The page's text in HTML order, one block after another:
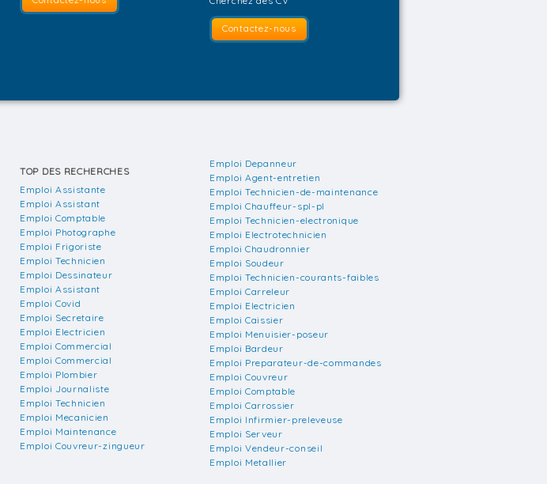
Contactez-nous
TOP DES RECHERCHES
Emploi Assistante
Emploi Assistant
Emploi Comptable
Emploi Photographe
Emploi Frigoriste
Emploi Technicien
Emploi Dessinateur
Emploi Assistant
Emploi Covid
Emploi Secretaire
Emploi Electricien
Emploi Commercial
Emploi Commercial
Emploi Plombier
Emploi Journaliste
Emploi Technicien
Emploi Mecanicien
Emploi Maintenance
Emploi Couvreur-zingueur
Emploi Depanneur
Emploi Agent-entretien
Emploi Technicien-de-maintenance
Emploi Chauffeur-spl-pl
Emploi Technicien-electronique
Emploi Electrotechnicien
Emploi Chaudronnier
Emploi Soudeur
Emploi Technicien-courants-faibles
Emploi Carreleur
Emploi Electricien
Emploi Caissier
Emploi Menuisier-poseur
Emploi Bardeur
Emploi Preparateur-de-commandes
Emploi Couvreur
Emploi Comptable
Emploi Carrossier
Emploi Infirmier-preleveuse
Emploi Serveur
Emploi Vendeur-conseil
Emploi Metallier